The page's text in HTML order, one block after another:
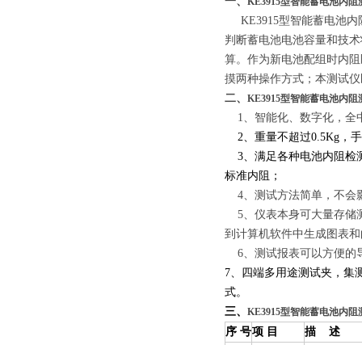
KE3915型智能蓄电池内
判断蓄电池电池容量和技
算。作为新电池配组时内
摸两种操作方式；本测试
二、 KE3915型智能蓄电池内阻
1、智能化、数字化，全
2、重量不超过0.5Kg，
3、满足各种电池内阻检
标准内阻；
4、测试方法简单，不会
5、仪表本身可大量存储
到计算机软件中生成图表
6、测试报表可以方便的
7、四端多用途测试夹，集
式。
三、 KE3915型智能蓄电池内阻
序 号项 目
描 述